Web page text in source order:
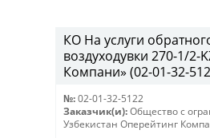
КО На услуги
воздуходувки 270-1/
Компани» (02-01-32-
№: 02-01-32-5122
Заказчик(и): Общество с
Узбекистан Оперейтинг